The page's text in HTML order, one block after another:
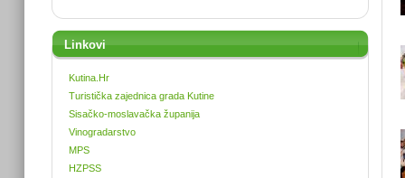
Linkovi
Kutina.Hr
Turistička zajednica grada Kutine
Sisačko-moslavačka županija
Vinogradarstvo
MPS
HZPSS